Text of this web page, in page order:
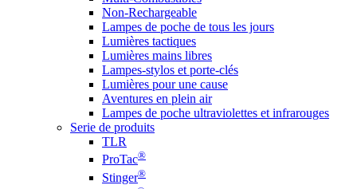
Non-Rechargeable
Lampes de poche de tous les jours
Lumières tactiques
Lumières mains libres
Lampes-stylos et porte-clés
Lumières pour une cause
Aventures en plein air
Lampes de poche ultraviolettes et infrarouges
Serie de produits
TLR
ProTac®
Stinger®